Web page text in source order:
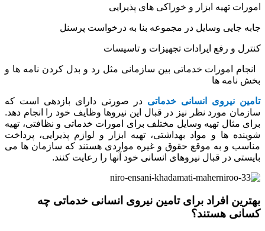
امورات تهیه ابزار و خوراکی های پذیرایی
جابه جایی وسایل در مجموعه بنا به درخواست پرسنل
کنترل و رفع ایرادات تجهیزات و تاسیسات
انجام امورات خدماتی بین سازمانی مثل رد و بدل کردن نامه ها و
بخش نامه ها
تامین نیروی انسانی خدماتی در صورتی دارای بازدهی است که
سازمان مورد نظر نیز در قبال این نیروها وظایف خود را انجام دهد.
برای مثال تهیه وسایل مختلف برای امورات خدماتی و نظافتی، تهیه
شوینده ها و مواد بهداشتی، تهیه ابزار و لوازم پذیرایی، پرداخت
مناسب و به موقع حقوق و غیره مواردی هستند که سازمان ها می
بایستی در قبال نیروهای انسانی خود آنها را رعایت کنند.
بهترین افراد برای تامین نیروی انسانی خدماتی چه
کسانی هستند؟